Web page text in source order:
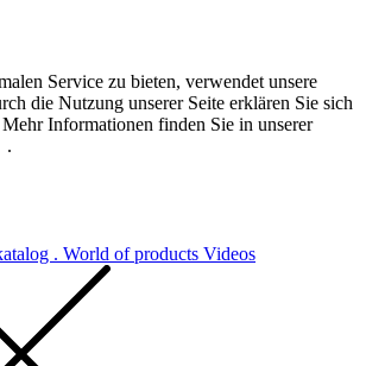
Service zu bieten, verwendet unsere
die Nutzung unserer Seite erklären Sie sich
Informationen finden Sie in unserer
.
. World of products Videos